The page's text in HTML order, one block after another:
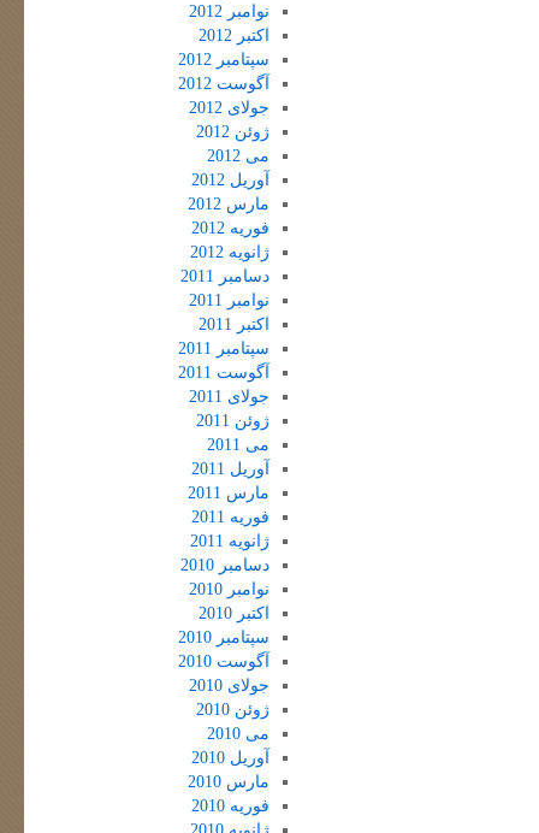
نوامبر 2012
اکتبر 2012
سپتامبر 2012
آگوست 2012
جولای 2012
ژوئن 2012
می 2012
آوریل 2012
مارس 2012
فوریه 2012
ژانویه 2012
دسامبر 2011
نوامبر 2011
اکتبر 2011
سپتامبر 2011
آگوست 2011
جولای 2011
ژوئن 2011
می 2011
آوریل 2011
مارس 2011
فوریه 2011
ژانویه 2011
دسامبر 2010
نوامبر 2010
اکتبر 2010
سپتامبر 2010
آگوست 2010
جولای 2010
ژوئن 2010
می 2010
آوریل 2010
مارس 2010
فوریه 2010